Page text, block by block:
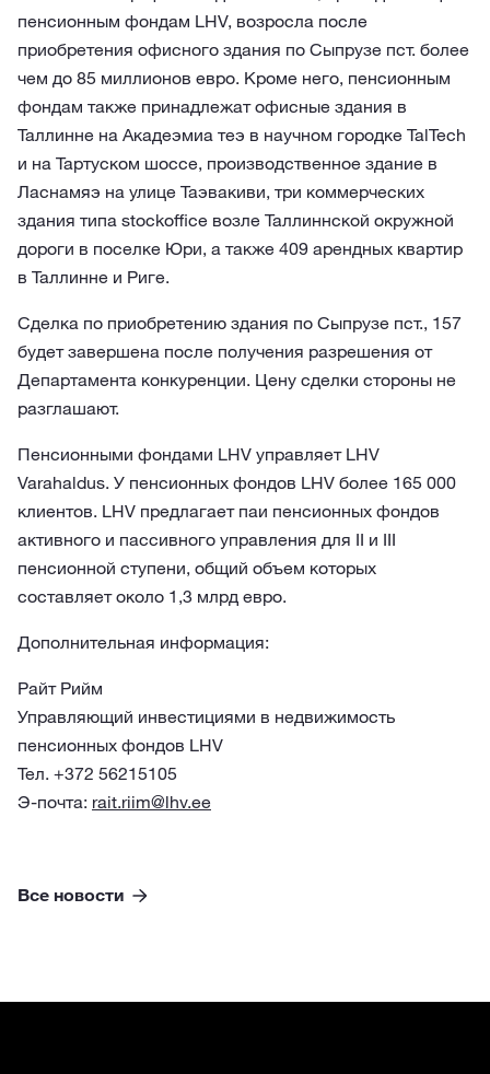
пенсионным фондам LHV, возросла после
приобретения офисного здания по Сыпрузе пст. более
чем до 85 миллионов евро. Кроме него, пенсионным
фондам также принадлежат офисные здания в
Таллинне на Акадеэмиа теэ в научном городке TalTech
и на Тартуском шоссе, производственное здание в
Ласнамяэ на улице Таэвакиви, три коммерческих
здания типа stockoffice возле Таллиннской окружной
дороги в поселке Юри, а также 409 арендных квартир
в Таллинне и Риге.
Сделка по приобретению здания по Сыпрузе пст., 157
будет завершена после получения разрешения от
Департамента конкуренции. Цену сделки стороны не
разглашают.
Пенсионными фондами LHV управляет LHV
Varahaldus. У пенсионных фондов LHV более 165 000
клиентов. LHV предлагает паи пенсионных фондов
активного и пассивного управления для II и III
пенсионной ступени, общий объем которых
составляет около 1,3 млрд евро.
Дополнительная информация:
Райт Рийм
Управляющий инвестициями в недвижимость
пенсионных фондов LHV
Тел. +372 56215105
Э-почта: rait.riim@lhv.ee
Все новости